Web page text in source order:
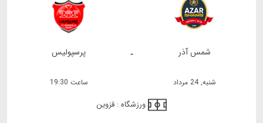
- شمس آذر پرسپولیس
شنبه, 24 مرداد ساعت 19:30
ورزشگاه : قزوین